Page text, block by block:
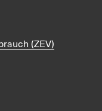
(ZEV)